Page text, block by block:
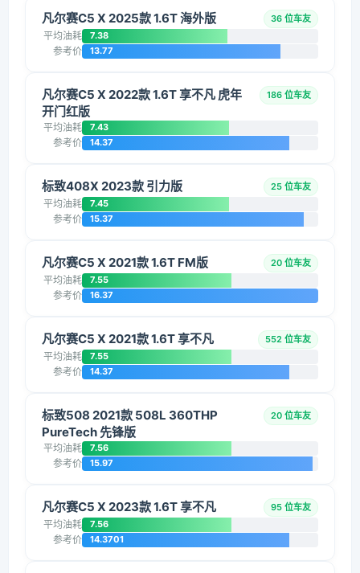
凡尔赛C5 X 2025款 1.6T 海外版 36 位车友
平均油耗 7.38
参考价 13.77
凡尔赛C5 X 2022款 1.6T 享不凡 虎年
开门红版
186 位车友
平均油耗 7.43
参考价 14.37
标致408X 2023款 引力版 25 位车友
平均油耗 7.45
参考价 15.37
凡尔赛C5 X 2021款 1.6T FM版 20 位车友
平均油耗 7.55
参考价 16.37
凡尔赛C5 X 2021款 1.6T 享不凡 552 位车友
平均油耗 7.55
参考价 14.37
标致508 2021款 508L 360THP
PureTech 先锋版
20 位车友
平均油耗 7.56
参考价 15.97
凡尔赛C5 X 2023款 1.6T 享不凡 95 位车友
平均油耗 7.56
参考价 14.3701